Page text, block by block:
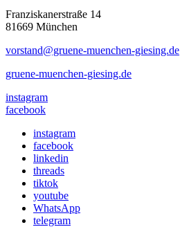
Franziskanerstraße 14
81669 München
vorstand@gruene-muenchen-giesing.de
gruene-muenchen-giesing.de
instagram
facebook
instagram
facebook
linkedin
threads
tiktok
youtube
WhatsApp
telegram